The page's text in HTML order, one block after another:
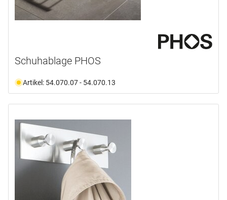
Schuhablage PHOS
Artikel: 54.070.07 - 54.070.13